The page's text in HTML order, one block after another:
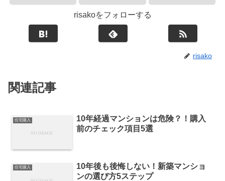
risakoをフォローする
risako
関連記事
住宅購入
10年経過マンションは危険？！購入
前のチェック項目5選
住宅購入
10年後も後悔しない！新築マンショ
ンの選び方5ステップ